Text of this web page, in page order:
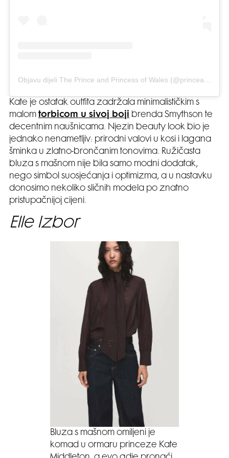
Objavu dijeli The Prince and Princess of Wales (@princeandprincessofwales)
Kate je ostatak outfita zadržala minimalističkim s
malom torbicom u sivoj boji brenda Smythson te
decentnim naušnicama. Njezin beauty look bio je
jednako nenametljiv: prirodni valovi u kosi i lagana
šminka u zlatno-brončanim tonovima. Ružičasta
bluza s mašnom nije bila samo modni dodatak,
nego simbol suosjećanja i optimizma, a u nastavku
donosimo nekoliko sličnih modela po znatno
pristupačnijoj cijeni.
Elle Izbor
Bluza s mašnom omiljeni je
komad u ormaru princeze Kate